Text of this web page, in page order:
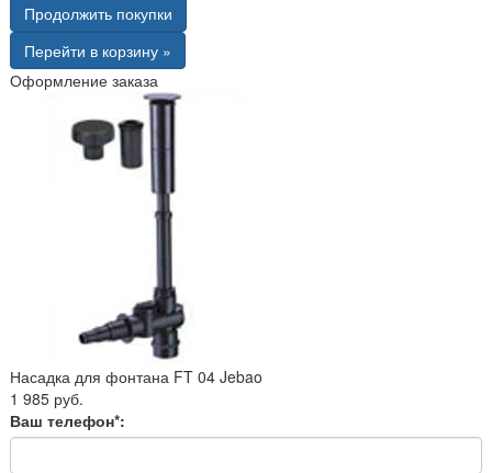
Продолжить покупки
Перейти в корзину »
Оформление заказа
Насадка для фонтана FT 04 Jebao
1 985 руб.
Ваш телефон*: